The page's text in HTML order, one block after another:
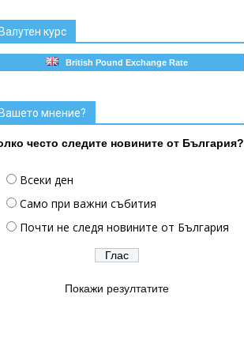
курс
British Pound Exchange Rate
мнение?
често следите новините от България?
Всеки ден
Само при важни събития
Почти не следя новините от България
Покажи резултатите